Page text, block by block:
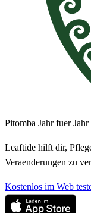
Pitomba Jahr fuer Jahr
Leaftide hilft dir,
Veraenderungen zu
Kostenlos im Web